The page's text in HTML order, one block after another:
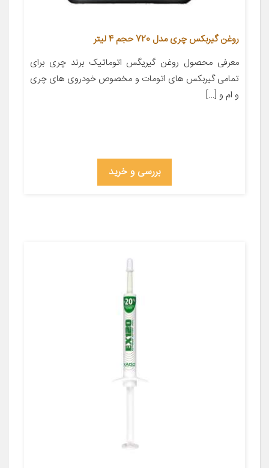
روغن گیربکس چری مدل 720 حجم 4 لیتر
معرفی محصول روغن گیریگس اتوماتیک برند چری برای
تمامی گیربکس های اتومات و مخصوص خودروی های چری
و ام و […]
بررسی و خرید